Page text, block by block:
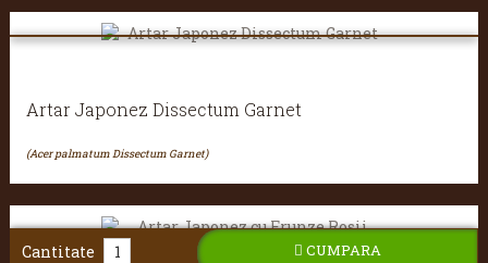
Artar Japonez Dissectum Garnet
(Acer palmatum Dissectum Garnet)
Cantitate CUMPARA